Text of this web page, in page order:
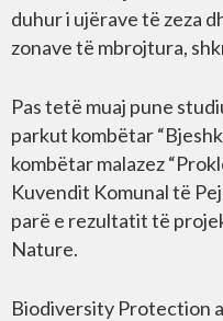
duhur i ujërave të zeza
zonave të mbrojtura,
Pas tetë muaj pune
parkut kombëtar
kombëtar malazez
Kuvendit Komunal të
parë e rezultatit të
Nature.
Biodiversity Protection